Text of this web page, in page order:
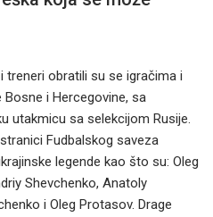
treneri obratili su se igračima i
i Hercegovine, sa
utakmicu sa selekcijom Rusije.
Fudbalskog saveza
legende kao što su: Oleg
Shevchenko, Anatoly
i Oleg Protasov. Drage